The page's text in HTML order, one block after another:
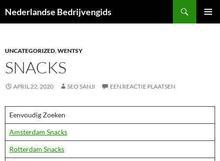
naar
Nederlandse Bedrijvengids
UNCATEGORIZED,WENTSY
SNACKS
APRIL 22, 2020 SEO SANJI EEN REACTIE PLAATSEN
Eenvoudig Zoeken
Amsterdam Snacks
Rotterdam Snacks